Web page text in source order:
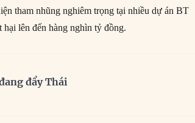
tham nhũng nghiêm trọng tại nhiều dự án BT
lên đến hàng nghìn tỷ đồng.
đẩy Thái